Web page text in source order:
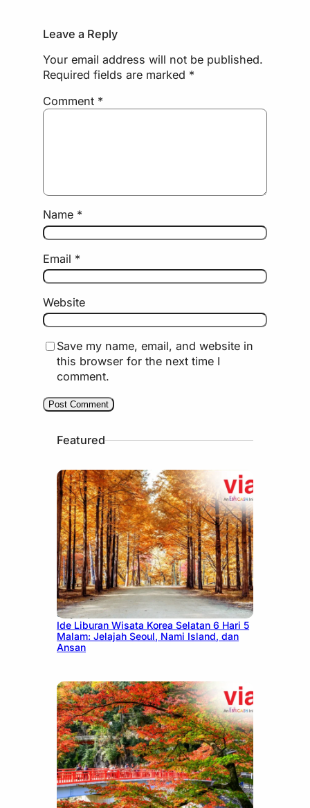
Leave a Reply
Your email address will not be published.
Required fields are marked *
Comment *
Name *
Email *
Website
Save my name, email, and website in
this browser for the next time I
comment.
Featured
July 15, 2026
Ide Liburan Wisata Korea Selatan 6 Hari 5
Malam: Jelajah Seoul, Nami Island, dan
Ansan